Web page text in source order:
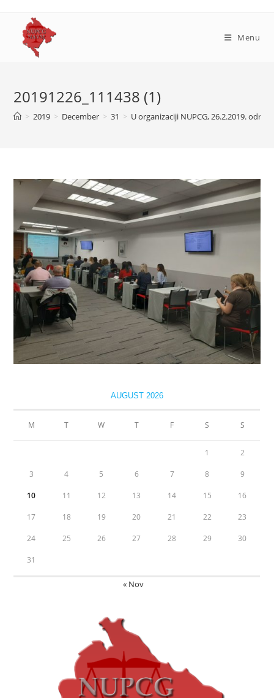
content
Menu
20191226_111438 (1)
> 2019 > December > 31 > U organizaciji NUPCG, 26.2.2019.
AUGUST 2026
M T W T F S S
1 2
3 4 5 6 7 8 9
10 11 12 13 14 15 16
17 18 19 20 21 22 23
24 25 26 27 28 29 30
31
« Nov